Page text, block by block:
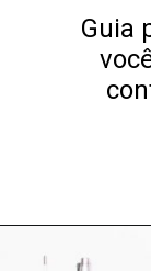
Guia
Opening